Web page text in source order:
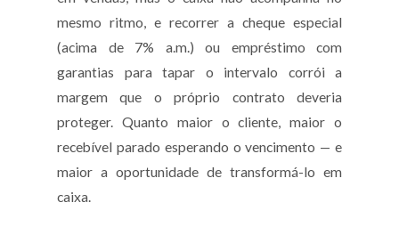
mesmo ritmo, e recorrer a cheque especial
(acima de 7% a.m.) ou empréstimo com
garantias para tapar o intervalo corrói a
margem que o próprio contrato deveria
proteger. Quanto maior o cliente, maior o
recebível parado esperando o vencimento — e
maior a oportunidade de transformá-lo em
caixa.